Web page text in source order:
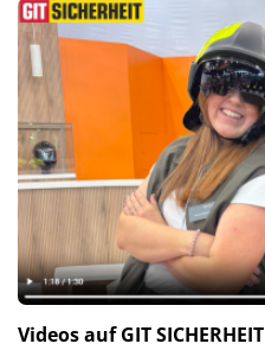
Videos auf GIT SICHERHEIT